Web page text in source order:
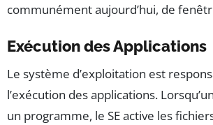
communément aujourd’hui, de
Exécution des Applications
Le système d’exploitation est
l’exécution des applications.
un programme, le SE active les